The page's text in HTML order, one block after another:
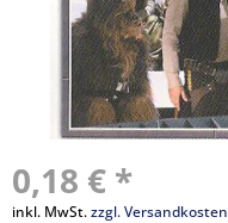
0,18 € *
inkl. MwSt.zzgl. Versandkosten